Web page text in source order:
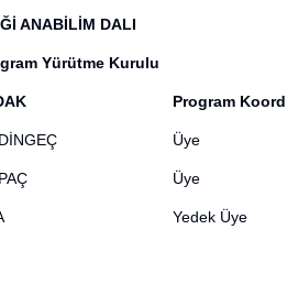
ANABİLİM DALI
Yürütme Kurulu
Program
Üye
Üye
Yedek Üye